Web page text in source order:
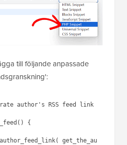
till följande anpassade
author's RSS feed link
{
get_the_au